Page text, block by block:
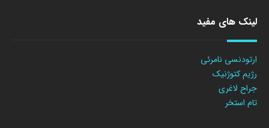
لینک های مفید
ارتودنسی نامرئی
رژیم کتوژنیک
جراح لاغری
تام استخر